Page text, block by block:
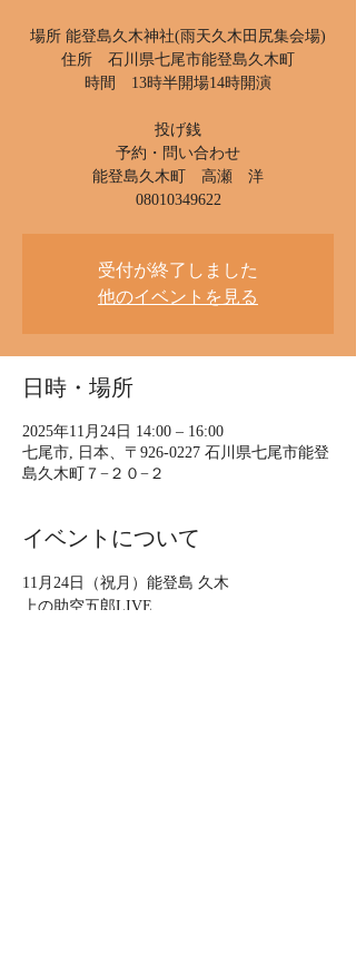
場所 能登島久木神社(雨天久木田尻集会場)
住所 石川県七尾市能登島久木町
時間 13時半開場14時開演
投げ銭
予約・問い合わせ
能登島久木町 高瀬 洋
08010349622
受付が終了しました
他のイベントを見る
日時・場所
2025年11月24日 14:00 – 16:00
七尾市, 日本、〒926-0227 石川県七尾市能登
島久木町７−２０−２
イベントについて
11月24日（祝月）能登島 久木
上の助空五郎LIVE